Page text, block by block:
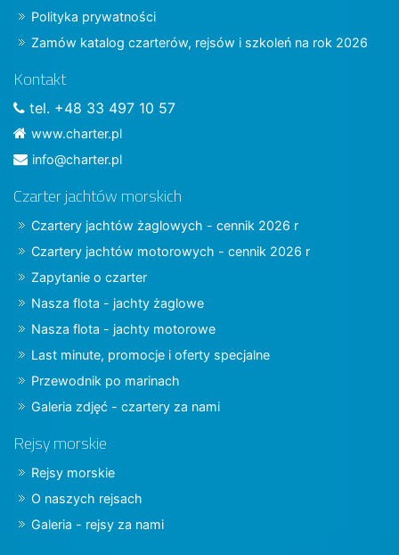
Polityka prywatności
Zamów katalog czarterów, rejsów i szkoleń na rok 2026
Kontakt
tel. +48 33 497 10 57
www.charter.pl
info@charter.pl
Czarter jachtów morskich
Czartery jachtów żaglowych - cennik 2026 r
Czartery jachtów motorowych - cennik 2026 r
Zapytanie o czarter
Nasza flota - jachty żaglowe
Nasza flota - jachty motorowe
Last minute, promocje i oferty specjalne
Przewodnik po marinach
Galeria zdjęć - czartery za nami
Rejsy morskie
Rejsy morskie
O naszych rejsach
Galeria - rejsy za nami